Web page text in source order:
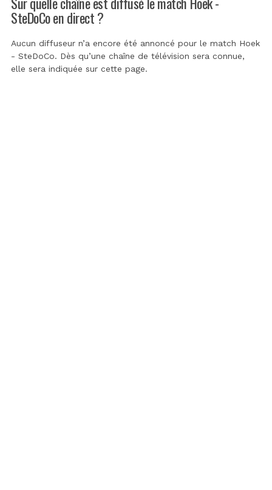
SteDoCo en direct ?
Aucun diffuseur n’a encore été annoncé pour le match Hoek
- SteDoCo. Dès qu’une chaîne de télévision sera connue,
elle sera indiquée sur cette page.